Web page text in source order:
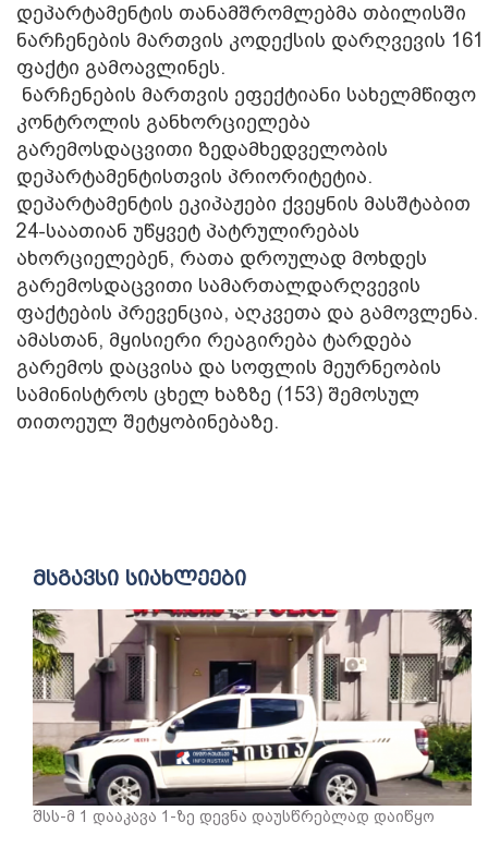
დეპარტამენტის თანამშრომლებმა თბილისში
ნარჩენების მართვის კოდექსის დარღვევის 161
ფაქტი გამოავლინეს.
ნარჩენების მართვის ეფექტიანი სახელმწიფო
კონტროლის განხორციელება
გარემოსდაცვითი ზედამხედველობის
დეპარტამენტისთვის პრიორიტეტია.
დეპარტამენტის ეკიპაჟები ქვეყნის მასშტაბით
24-საათიან უწყვეტ პატრულირებას
ახორციელებენ, რათა დროულად მოხდეს
გარემოსდაცვითი სამართალდარღვევის
ფაქტების პრევენცია, აღკვეთა და გამოვლენა.
ამასთან, მყისიერი რეაგირება ტარდება
გარემოს დაცვისა და სოფლის მეურნეობის
სამინისტროს ცხელ ხაზზე (153) შემოსულ
თითოეულ შეტყობინებაზე.
მსგავსი სიახლეები
შსს-მ 1 დააკავა 1-ზე დევნა დაუსწრებლად დაიწყო